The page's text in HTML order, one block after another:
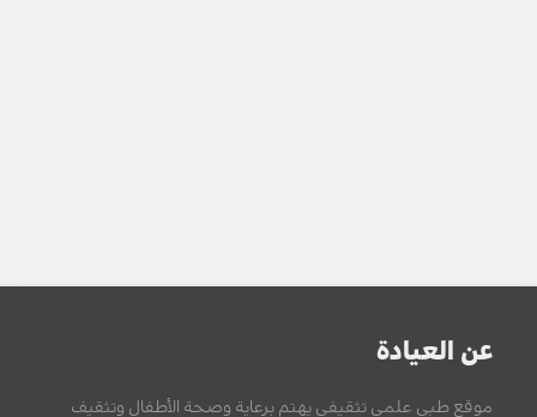
عن العيادة
موقع طبي علمي تثقيفي يهتم برعاية وصحة الأطفال وتثقيف